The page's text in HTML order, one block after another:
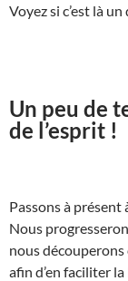
Voyez si c’est là
Un peu de
de l’esprit !
Passons à présent
Nous
nous
afin d’en faciliter la